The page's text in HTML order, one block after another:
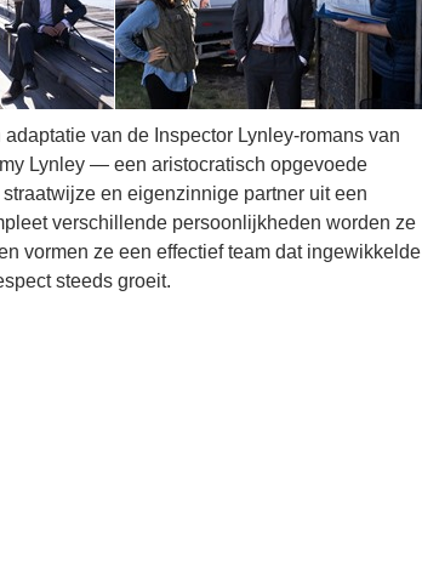
van de Inspector Lynley-romans van
Lynley — een aristocratisch opgevoede
en eigenzinnige partner uit een
verschillende persoonlijkheden worden ze
vormen ze een effectief team dat ingewikkelde
steeds groeit.